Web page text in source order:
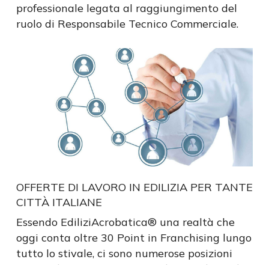
professionale legata al raggiungimento del
ruolo di Responsabile Tecnico Commerciale.
OFFERTE DI LAVORO IN EDILIZIA PER TANTE
CITTÀ ITALIANE
Essendo EdiliziAcrobatica® una realtà che
oggi conta oltre 30 Point in Franchising lungo
tutto lo stivale, ci sono numerose posizioni